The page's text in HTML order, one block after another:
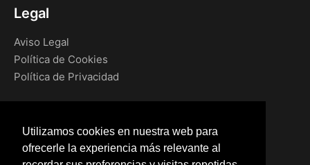
Utilizamos cookies en nuestra web para
ofrecerle la experiencia más relevante al
Legal
Aviso Legal
Política de Cookies
Política de Privacidad
Inicio
Blog